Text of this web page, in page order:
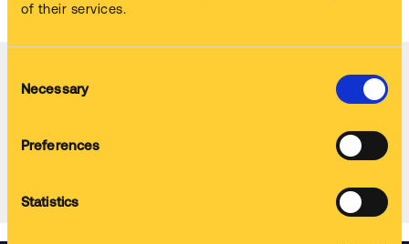
of their services.
Necessary
Preferences
Statistics
Nous recrutons également partout en France pour